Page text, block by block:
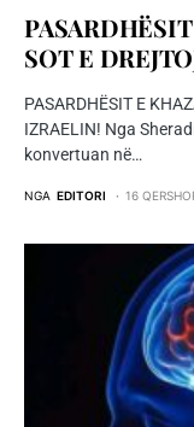
SOT E
PASARDHËSIT E
IZRAELIN! Nga
konvertuan në…
NGA EDITORI 16